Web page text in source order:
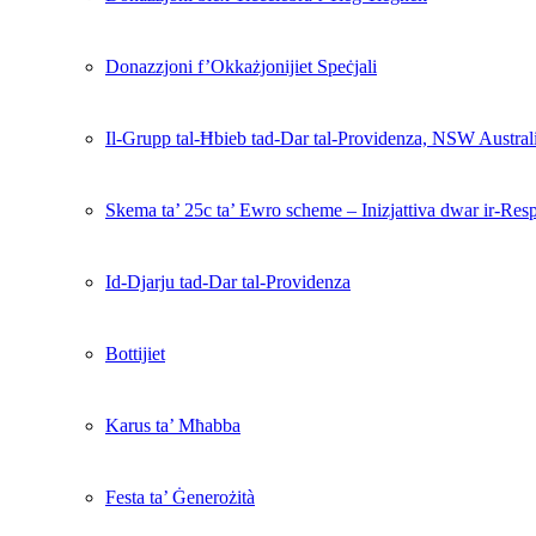
Donazzjoni f’Okkażjonijiet Speċjali
Il-Grupp tal-Ħbieb tad-Dar tal-Providenza, NSW
Skema ta’ 25c ta’ Ewro scheme – Inizjattiva dwar ir-
Id-Djarju tad-Dar tal-Providenza
Bottijiet
Karus ta’ Mħabba
Festa ta’ Ġenerożità